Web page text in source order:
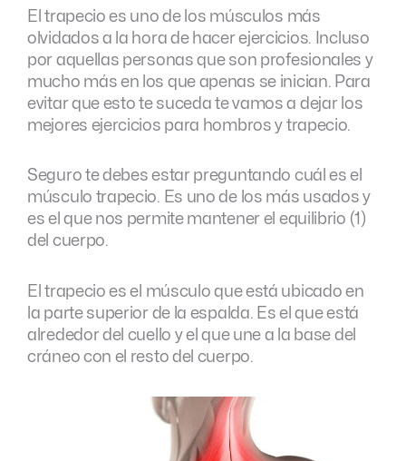
El trapecio es uno de los músculos más
olvidados a la hora de hacer ejercicios. Incluso
por aquellas personas que son profesionales y
mucho más en los que apenas se inician. Para
evitar que esto te suceda te vamos a dejar los
mejores ejercicios para hombros y trapecio.
Seguro te debes estar preguntando cuál es el
músculo trapecio. Es uno de los más usados y
es el que nos permite mantener el equilibrio (1)
del cuerpo.
El trapecio es el músculo que está ubicado en
la parte superior de la espalda. Es el que está
alrededor del cuello y el que une a la base del
cráneo con el resto del cuerpo.